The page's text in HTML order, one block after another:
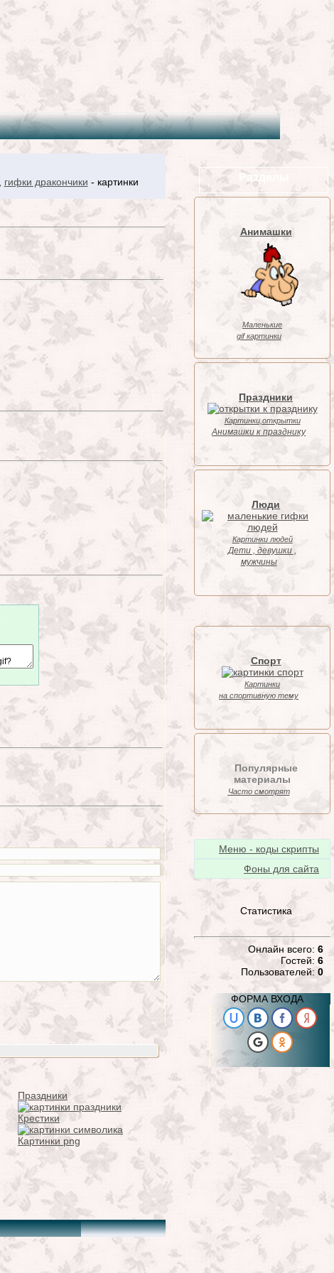
гифки дракончики - картинки
Праздники
Крестики
Картинки png
Разделы
Анимашки
Маленькие
gif картинки
Праздники
Картинки,открытки
Анимашки к празднику
Люди
Картинки людей
Дети , девушки ,
мужчины
Спорт
Картинки
на спортивную тему
Популярные
материалы
Часто смотрят
Меню - коды скрипты
Фоны для сайта
Статистика
Онлайн всего: 6
Гостей: 6
Пользователей: 0
ФОРМА ВХОДА